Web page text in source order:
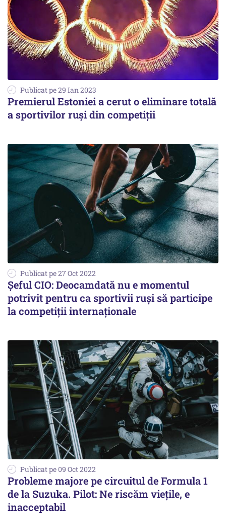
Publicat pe 29 Ian 2023
Premierul Estoniei a cerut o eliminare totală
a sportivilor ruşi din competiţii
Publicat pe 27 Oct 2022
Şeful CIO: Deocamdată nu e momentul
potrivit pentru ca sportivii ruşi să participe
la competiţii internaţionale
Publicat pe 09 Oct 2022
Probleme majore pe circuitul de Formula 1
de la Suzuka. Pilot: Ne riscăm vieţile, e
inacceptabil